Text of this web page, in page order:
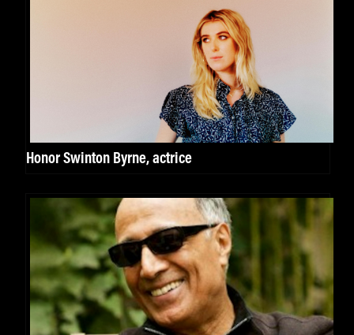
Honor Swinton Byrne, actrice